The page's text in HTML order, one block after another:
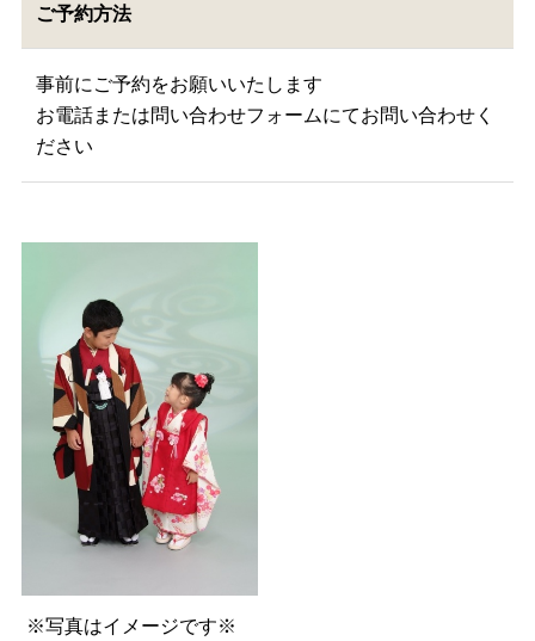
ご予約方法
事前にご予約をお願いいたします
お電話または問い合わせフォームにてお問い合わせく
ださい
※写真はイメージです※